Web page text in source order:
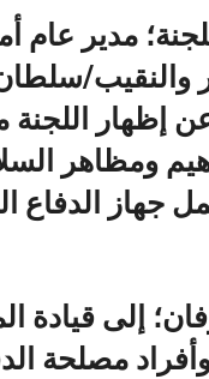
مدير عام
والنقيب/
إظهار
ومظاهر
جهاز الدفاع
إلى قيادة
مصلحة